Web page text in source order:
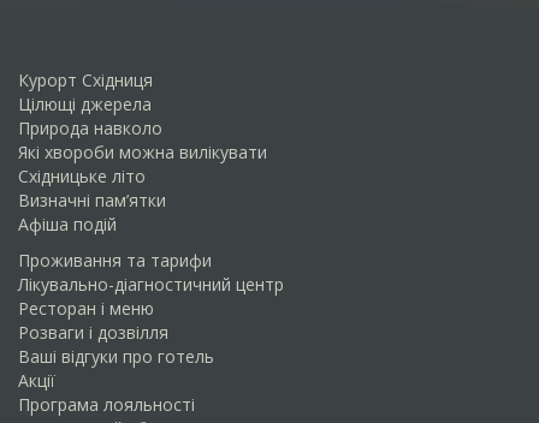
Курорт Східниця
Цілющі джерела
Природа навколо
Які хвороби можна вилікувати
Схiдницьке лiто
Визначні пам’ятки
Афіша подій
Проживання та тарифи
Лікувально-діагностичний центр
Ресторан і меню
Розваги і дозвілля
Ваші відгуки про готель
Акції
Програма лояльності